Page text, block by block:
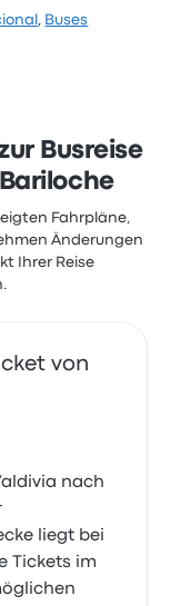
diese Reise
Andesmar für
, Buses
Busreise
Fahrpläne,
Änderungen
Ihrer Reise
von
nach
liegt bei
Tickets im